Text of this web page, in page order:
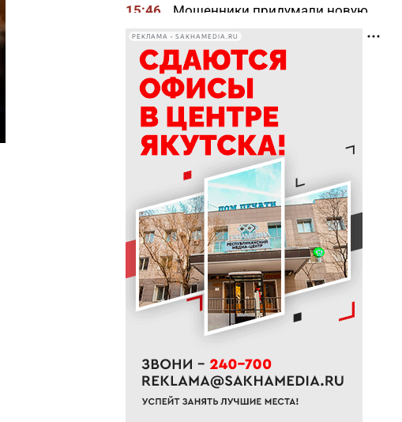
15:46
Мошенники придумали новую
«экстрасенсами»
15:39
Приметы на 9 августа 2026
года: как провести день
Пантелеймона
15:29
К Земле приближается
потенциально опасный
астероид
14:41
В трех районах Якутии
прогнозируют сильные дожди
13:32
В Якутии за сутки потушили
десять лесных пожаров
12:52
Гороскоп на неделю с 10 по 16
августа 2026 года
якутян с Всероссийским днем
физкультурника
11:50
Образование сквозь года: как
РЕКЛАМА • SAKHAMEDIA.RU